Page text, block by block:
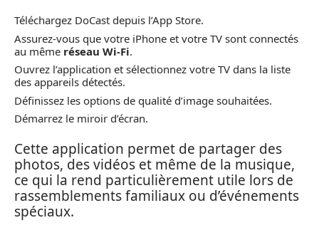
Téléchargez DoCast depuis l’App Store.
Assurez-vous que votre iPhone et votre TV sont connectés
au même réseau Wi-Fi.
Ouvrez l’application et sélectionnez votre TV dans la liste
des appareils détectés.
Définissez les options de qualité d’image souhaitées.
Démarrez le miroir d’écran.
Cette application permet de partager des
photos, des vidéos et même de la musique,
ce qui la rend particulièrement utile lors de
rassemblements familiaux ou d’événements
spéciaux.